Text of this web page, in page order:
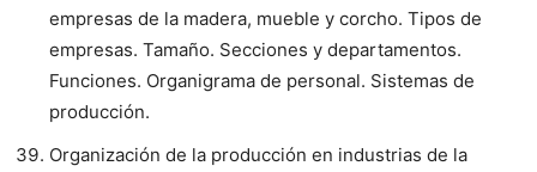
empresas de la madera, mueble y corcho. Tipos de
empresas. Tamaño. Secciones y departamentos.
Funciones. Organigrama de personal. Sistemas de
producción.
Organización de la producción en industrias de la